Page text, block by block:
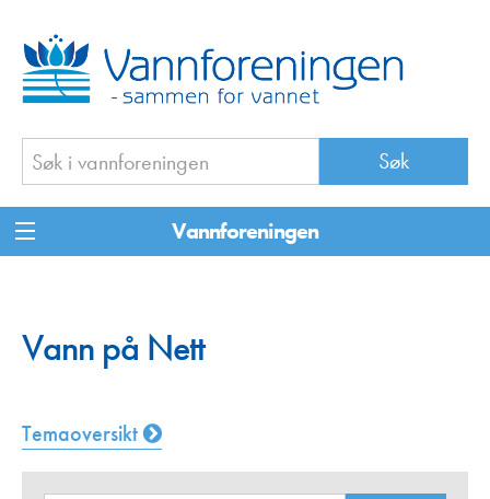
Vannforeningen
Vann på Nett
Temaoversikt